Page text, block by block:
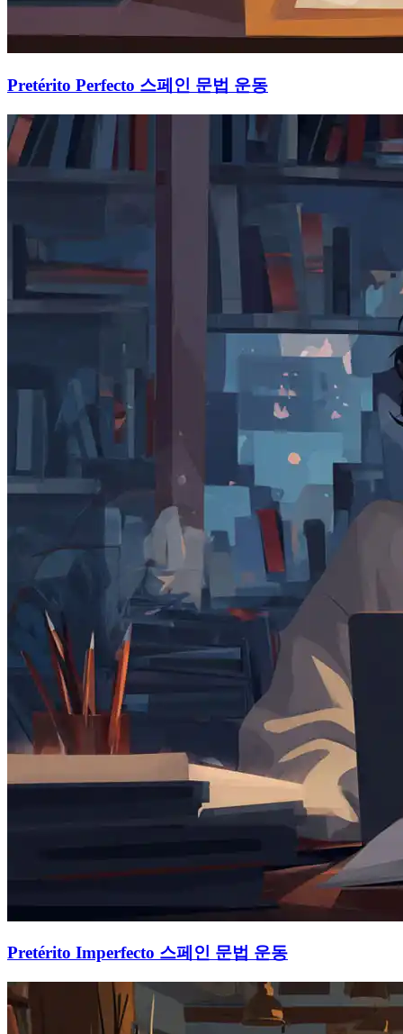
Pretérito Perfecto 스페인 문법 운동
Pretérito Imperfecto 스페인 문법 운동